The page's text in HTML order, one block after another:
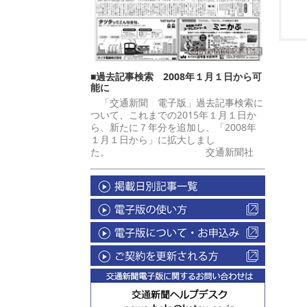
■過去記事検索 2008年１月１日から可
能に
「交通新聞 電子版」過去記事検索に
ついて、これまでの2015年１月１日か
ら、新たに７年分を追加し、「2008年
１月１日から」に拡大しまし
た。 交通新聞社